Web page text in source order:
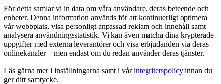
För detta samlar vi in data om våra användare, deras beteende och
enheter. Denna information används för att kontinuerligt optimera
vår webbplats, visa personligt anpassad reklam och innehåll samt
analysera användningsstatistik. Vi kan även matcha dina krypterade
uppgifter med externa leverantörer och visa erbjudanden via deras
onlinekanaler – men endast om du redan använder deras tjänster.
Läs gärna mer i inställningarna samt i vårintegritetspolicy innan du
ger ditt samtycke.